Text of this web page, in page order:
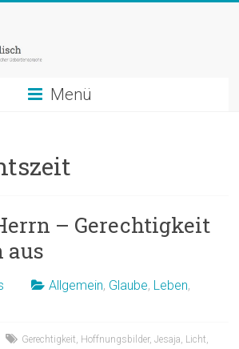
Menü
– Gerechtigkeit
aus
Allgemein, Glaube, Leben,
Gerechtigkeit Hoffnungsbilder,Jesaja Licht